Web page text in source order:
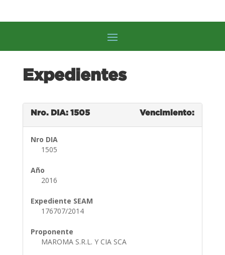
Expedientes
Nro. DIA: 1505 Vencimiento:
Nro DIA
1505
Año
2016
Expediente SEAM
176707/2014
Proponente
MAROMA S.R.L. Y CIA SCA